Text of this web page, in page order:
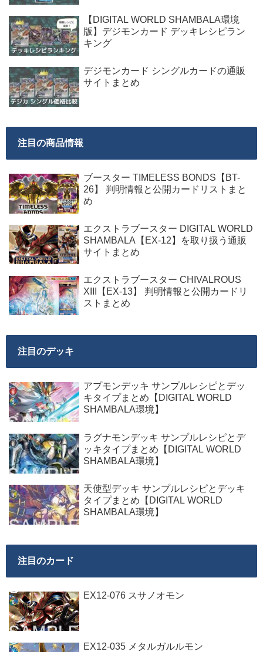
【DIGITAL WORLD SHAMBALA環境
版】デジモンカード デッキレシピラン
キング
デジモンカード シングルカードの通販
サイトまとめ
注目の商品情報
ブースター TIMELESS BONDS【BT-
26】 判明情報と公開カードリストまと
め
エクストラブースター DIGITAL WORLD
SHAMBALA【EX-12】を取り扱う通販
サイトまとめ
エクストラブースター CHIVALROUS
XIII【EX-13】 判明情報と公開カードリ
ストまとめ
注目のデッキ
アプモンデッキ サンプルレシピとデッ
キタイプまとめ【DIGITAL WORLD
SHAMBALA環境】
ラグナモンデッキ サンプルレシピとデ
ッキタイプまとめ【DIGITAL WORLD
SHAMBALA環境】
天使型デッキ サンプルレシピとデッキ
タイプまとめ【DIGITAL WORLD
SHAMBALA環境】
注目のカード
EX12-076 スサノオモン
EX12-035 メタルガルルモン